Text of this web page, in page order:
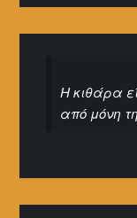
Η κιθάρα
από μόνη